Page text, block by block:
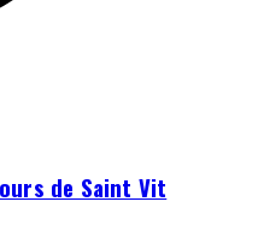
de Saint Vit